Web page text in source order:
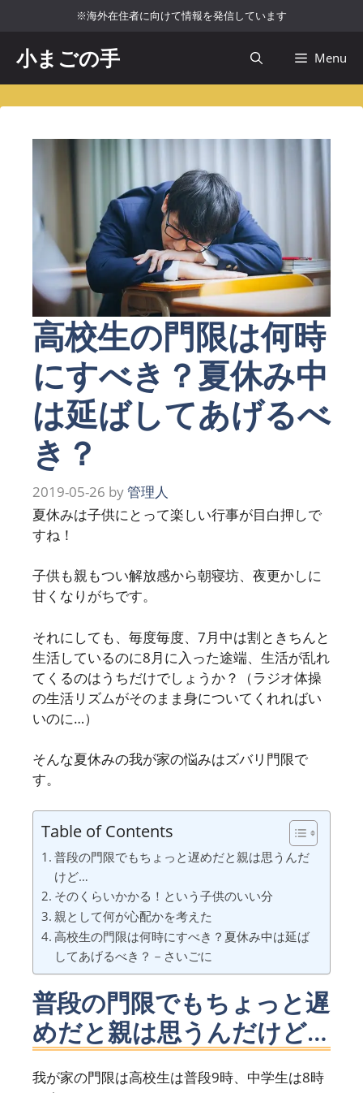
ツ
へ
※海外在住者に向けて情報を発信しています
小まごの手 Menu
高校生の門限は何時
にすべき？夏休み中
は延ばしてあげるべ
き？
2019-05-26 by管理人
夏休みは子供にとって楽しい行事が目白押しで
すね！
子供も親もつい解放感から朝寝坊、夜更かしに
甘くなりがちです。
それにしても、毎度毎度、7月中は割ときちんと
生活しているのに8月に入った途端、生活が乱れ
てくるのはうちだけでしょうか？（ラジオ体操
の生活リズムがそのまま身についてくれればい
いのに…）
そんな夏休みの我が家の悩みはズバリ門限で
す。
Table of Contents
普段の門限でもちょっと遅めだと親は思うんだ
けど…
そのくらいかかる！という子供のいい分
親として何が心配かを考えた
高校生の門限は何時にすべき？夏休み中は延ば
してあげるべき？－さいごに
普段の門限でもちょっと遅
めだと親は思うんだけど…
我が家の門限は高校生は普段9時、中学生は8時